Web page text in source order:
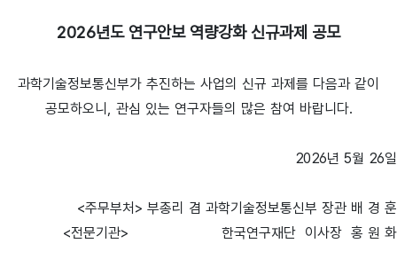
2026년도 연구안보 역량강화 신규과제 공모
과학기술정보통신부가 추진하는 사업의 신규 과제를 다음과 같이
공모하오니, 관심 있는 연구자들의 많은 참여 바랍니다.
2026년 5월 26일
<주무부처> 부총리 겸 과학기술정보통신부 장관 배 경 훈
<전문기관> 한국연구재단 이사장 홍 원 화